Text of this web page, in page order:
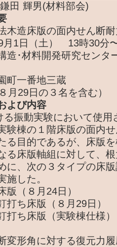
田 輝男(材料部会)
木造床版の面内せん断
月1日（土） 13時30分
造･材料開発研究センタ
一番地三蔵
月29日の３名を含む）
よび内容
る振動実験において使用
験棟の１階床版の面内
る目的であるが、床版
る床版軸組に対して、
に、次の３タイプの床
施した。
版（８月24日）
打ち床版（８月29日）
打ち床版（実験棟仕様
変形角に対する復元力